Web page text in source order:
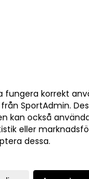
fungera korrekt
SportAdmin.
kan också
eller
dessa.